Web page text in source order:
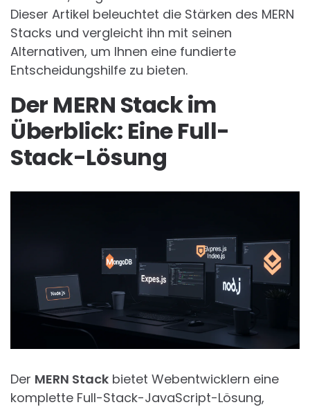
Dieser Artikel beleuchtet die Stärken des MERN
Stacks und vergleicht ihn mit seinen
Alternativen, um Ihnen eine fundierte
Entscheidungshilfe zu bieten.
Der MERN Stack im
Überblick: Eine Full-
Stack-Lösung
Der MERN Stack bietet Webentwicklern eine
komplette Full-Stack-JavaScript-Lösung,